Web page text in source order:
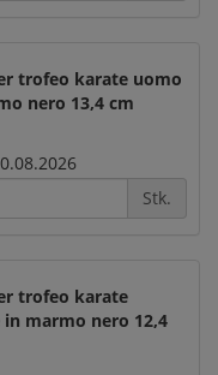
trofeo karate uomo
nero 13,4 cm
Stk.
trofeo karate
marmo nero 12,4